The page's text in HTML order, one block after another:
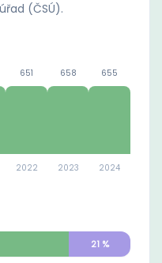
(ČSÚ).
651
2022
658
2023
655
2024
21%